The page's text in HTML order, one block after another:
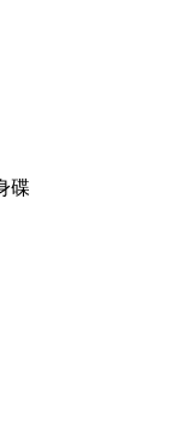
碟